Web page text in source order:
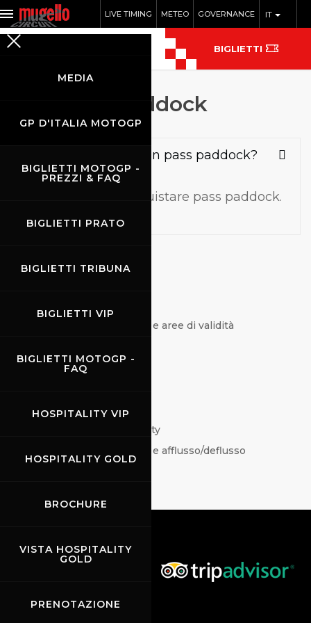
IT
LIVE TIMING METEO GOVERNANCE
MEDIA
GP D'ITALIA MOTOGP
BIGLIETTI MOTOGP -
PREZZI & FAQ
BIGLIETTI PRATO
BIGLIETTI TRIBUNA
BIGLIETTI VIP
BIGLIETTI MOTOGP -
FAQ
HOSPITALITY VIP
HOSPITALITY GOLD
BROCHURE
VISTA HOSPITALITY
GOLD
PRENOTAZIONE
BIGLIETTI
FAQ pass paddock
Come posso avere un pass paddock?
Non è possibile acquistare pass paddock.
FAQ ingresso in Autodromo e aree di validità
FAQ camper & altri veicoli
FAQ pass paddock
FAQ pacchetti VIP Hospitality
FAQ ingresso in Autodromo e afflusso/deflusso